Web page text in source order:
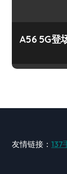
A56 5G登
友情链接： 137